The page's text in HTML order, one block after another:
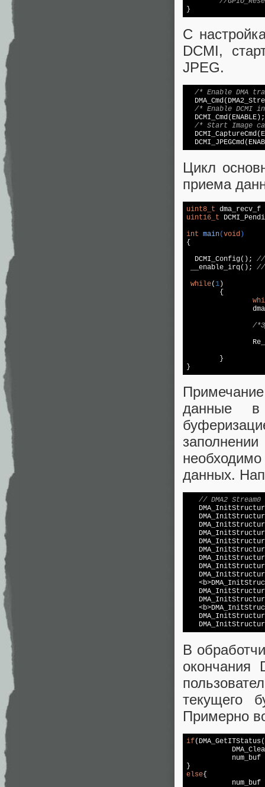
С
DCMI,
JPEG.
/* Enable DMA
/* Enable DCMI
/* Start Image
Цикл
приема
uint8_t
uint16_t
int main(void)
{
  DCMI_Config();
//
__enable_irq(); //
while( 1)
/
данные в
данных.
// DMA2
В
окончания
текущего
Примерно
if
else{